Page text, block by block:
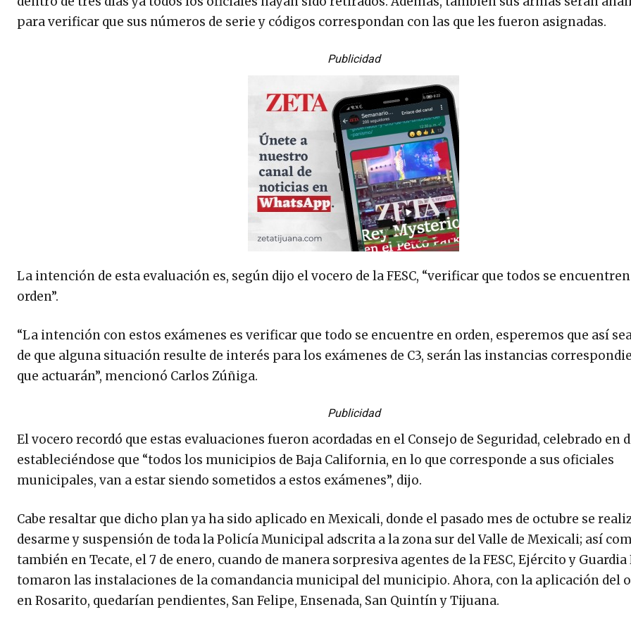
para verificar que sus números de serie y códigos correspondan con las que les fueron asignadas.
Publicidad
La intención de esta evaluación es, según dijo el vocero de la FESC, “verificar que todos se
orden”.
“La intención con estos exámenes es verificar que todo se encuentre en orden, esperemos que así
de que alguna situación resulte de interés para los exámenes de C3, serán las instancias
que actuarán”, mencionó Carlos Zúñiga.
Publicidad
El vocero recordó que estas evaluaciones fueron acordadas en el Consejo de Seguridad, celebrado en
estableciéndose que “todos los municipios de Baja California, en lo que corresponde a sus oficiales
municipales, van a estar siendo sometidos a estos exámenes”, dijo.
Cabe resaltar que dicho plan ya ha sido aplicado en Mexicali, donde el pasado mes de octubre se
desarme y suspensión de toda la Policía Municipal adscrita a la zona sur del Valle de Mexicali; así
también en Tecate, el 7 de enero, cuando de manera sorpresiva agentes de la FESC, Ejército y
tomaron las instalaciones de la comandancia municipal del municipio. Ahora, con la aplicación del
en Rosarito, quedarían pendientes, San Felipe, Ensenada, San Quintín y Tijuana.